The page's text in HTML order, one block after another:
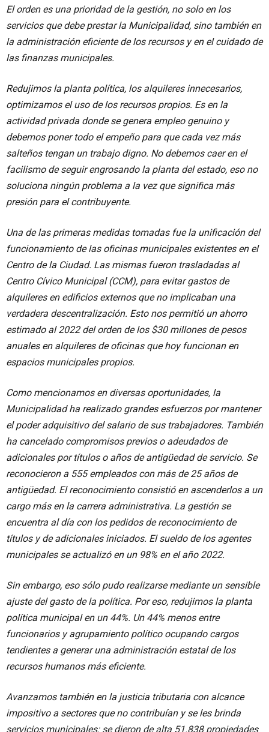
El orden es una prioridad de la gestión, no solo en los
servicios que debe prestar la Municipalidad, sino también en
la administración eficiente de los recursos y en el cuidado de
las finanzas municipales.
Redujimos la planta política, los alquileres innecesarios,
optimizamos el uso de los recursos propios. Es en la
actividad privada donde se genera empleo genuino y
debemos poner todo el empeño para que cada vez más
salteños tengan un trabajo digno. No debemos caer en el
facilismo de seguir engrosando la planta del estado, eso no
soluciona ningún problema a la vez que significa más
presión para el contribuyente.
Una de las primeras medidas tomadas fue la unificación del
funcionamiento de las oficinas municipales existentes en el
Centro de la Ciudad. Las mismas fueron trasladadas al
Centro Cívico Municipal (CCM), para evitar gastos de
alquileres en edificios externos que no implicaban una
verdadera descentralización. Esto nos permitió un ahorro
estimado al 2022 del orden de los $30 millones de pesos
anuales en alquileres de oficinas que hoy funcionan en
espacios municipales propios.
Como mencionamos en diversas oportunidades, la
Municipalidad ha realizado grandes esfuerzos por mantener
el poder adquisitivo del salario de sus trabajadores. También
ha cancelado compromisos previos o adeudados de
adicionales por títulos o años de antigüedad de servicio. Se
reconocieron a 555 empleados con más de 25 años de
antigüedad. El reconocimiento consistió en ascenderlos a un
cargo más en la carrera administrativa. La gestión se
encuentra al día con los pedidos de reconocimiento de
títulos y de adicionales iniciados. El sueldo de los agentes
municipales se actualizó en un 98% en el año 2022.
Sin embargo, eso sólo pudo realizarse mediante un sensible
ajuste del gasto de la política. Por eso, redujimos la planta
política municipal en un 44%. Un 44% menos entre
funcionarios y agrupamiento político ocupando cargos
tendientes a generar una administración estatal de los
recursos humanos más eficiente.
Avanzamos también en la justicia tributaria con alcance
impositivo a sectores que no contribuían y se les brinda
servicios municipales: se dieron de alta 51.838 propiedades